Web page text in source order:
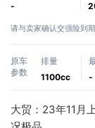
-
请与卖家确认交强险到
原车
参数
排量
1100cc
-
大贸：23年11月